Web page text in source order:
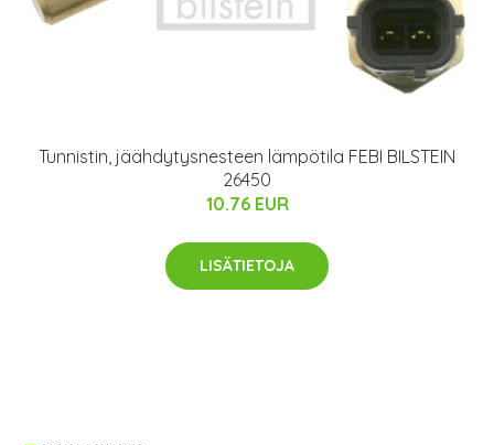
Tunnistin, jäähdytysnesteen lämpötila FEBI BILSTEIN
26450
10.76 EUR
LISÄTIETOJA